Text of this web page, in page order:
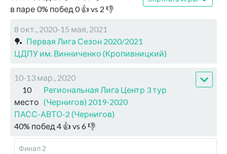
в паре 0% побед 0👍 vs 2 👎
8 окт., 2020-15 мая, 2021
🏓 Первая Лига Сезон 2020/2021
ЦДПУ им. Винниченко (Кропивницкий)
10-13 мар., 2020
10
место
Региональная Лига Центр 3 тур
(Чернигов) 2019-2020
ПАСС-АВТО-2 (Чернигов)
40% побед 4 👍 vs 6👎
Финал 2